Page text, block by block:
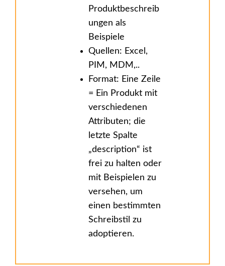
Produktbeschreib
ungen als
Beispiele
Quellen: Excel,
PIM, MDM,..
Format: Eine Zeile
= Ein Produkt mit
verschiedenen
Attributen; die
letzte Spalte
„description“ ist
frei zu halten oder
mit Beispielen zu
versehen, um
einen bestimmten
Schreibstil zu
adoptieren.